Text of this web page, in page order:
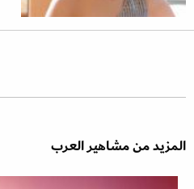
المزيد من مشاهير العرب